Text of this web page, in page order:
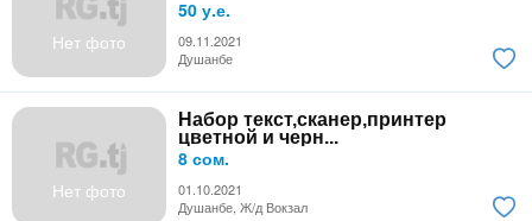
Нет фото
50 у.е.
09.11.2021
Душанбе
Нет фото
Набор текст,сканер,принтер
цветной и черн...
8 сом.
01.10.2021
Душанбе, Ж/д Вокзал